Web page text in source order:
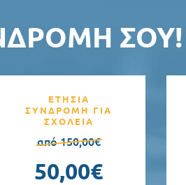
ΣΟΥ!
ΕΤΗΣΙΑ
ΣΥΝΔΡΟΜΗ ΓΙΑ
ΣΧΟΛΕΙΑ
από 150,00€
50,00€